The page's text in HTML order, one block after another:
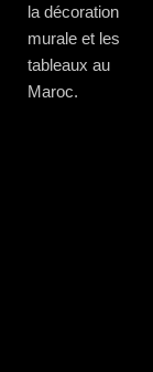
la décoration
murale et les
tableaux au
Maroc.